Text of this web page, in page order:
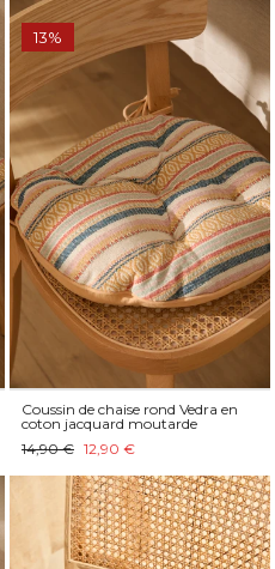
13%
Coussin de chaise rond Vedra en
coton jacquard moutarde
14,90 € 12,90 €